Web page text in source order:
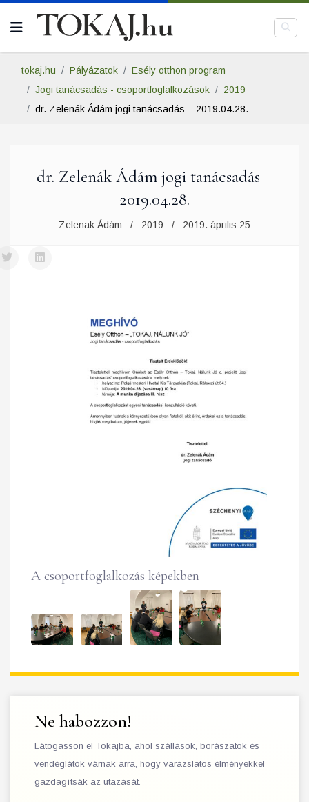
tokaj.hu Pályázatok
Esély otthon program
Jogi tanácsadás - csoportfoglalkozások
2019
dr. Zelenák Ádám jogi tanácsadás – 2019.04.28.
dr. Zelenák Ádám jogi tanácsadás –
2019.04.28.
Zelenak Ádám 2019 2019. április 25
A csoportfoglalkozás képekben
Ne habozzon!
Látogasson el Tokajba, ahol szállások, borászatok és
vendéglátók várnak arra, hogy varázslatos élményekkel
gazdagítsák az utazását.